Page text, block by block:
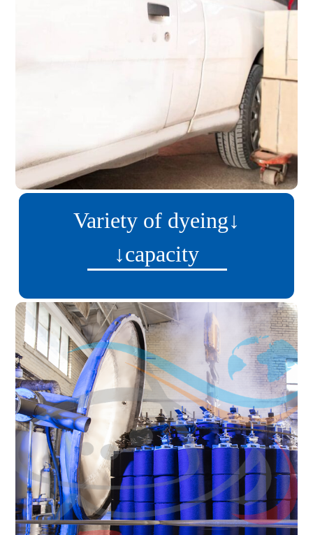
تحویل به موقع
team will provide you with the
most correct time for order
delivery with detailed
production planning.
↓Variety of dyeing
capacity↓
تنوع ظرفیت رنگرزی
تنوع ظرفیت
رنگرزی
Having a variety of dyeing
capacities, from 150 kg to 900